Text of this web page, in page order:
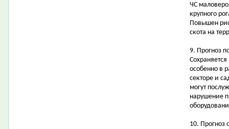
ЧС
крупного
Повышен
скота на
9. Прогноз
особенно в
секторе и
могут
нарушение
10. Прогноз